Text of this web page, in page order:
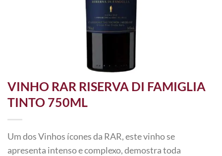
VINHO RAR RISERVA DI FAMIGLIA
TINTO 750ML
Um dos Vinhos ícones da RAR, este vinho se
apresenta intenso e complexo, demostra toda